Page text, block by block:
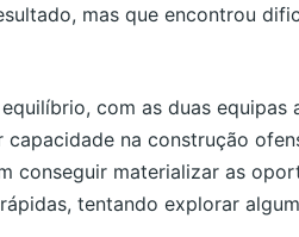
mas que encontrou
com as duas
na construção
conseguir materializar as
tentando explorar